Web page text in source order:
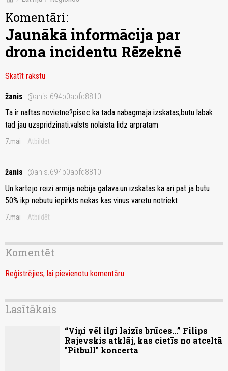
Komentāri:
Jaunākā informācija par
drona incidentu Rēzeknē
Skatīt rakstu
žanis @anis.694b0abfd8810
Ta ir naftas novietne?pisec ka tada nabagmaja izskatas,butu labak
tad jau uzspridzinati.valsts nolaista lidz arpratam
7.mai Atbildēt
žanis @anis.694b0abfd8810
Un kartejo reizi armija nebija gatava.un izskatas ka ari pat ja butu
50% ikp nebutu iepirkts nekas kas vinus varetu notriekt
7.mai Atbildēt
Komentēt
Reģistrējies, lai pievienotu komentāru
Lasītākais
“Viņi vēl ilgi laizīs brūces...” Filips
Rajevskis atklāj, kas cietīs no atceltā
"Pitbull" koncerta